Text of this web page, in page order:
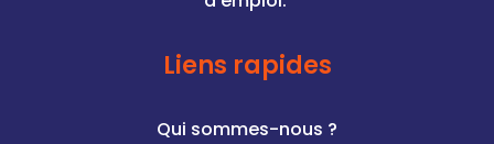
Liens rapides
Qui sommes-nous ?